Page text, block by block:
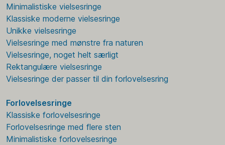
Minimalistiske vielsesringe
Klassiske moderne vielsesringe
Unikke vielsesringe
Vielsesringe med mønstre fra naturen
Vielsesringe, noget helt særligt
Rektangulære vielsesringe
Vielsesringe der passer til din forlovelsesring
Forlovelsesringe
Klassiske forlovelsesringe
Forlovelsesringe med flere sten
Minimalistiske forlovelsesringe